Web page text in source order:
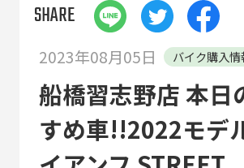
SHARE
2023年08月05日 バイク購入情
船橋習志野店 本日
すめ車!!2022モデ